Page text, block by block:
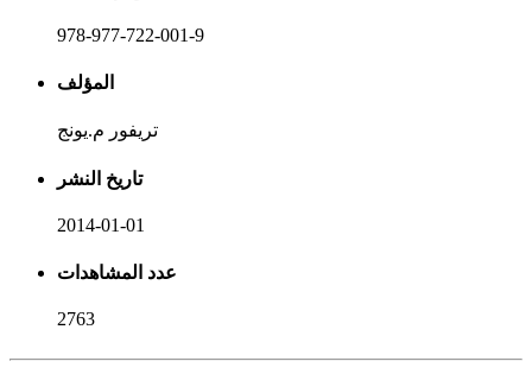
978-977-722-001-9
المؤلف
تريفور م.يونج
تاريخ النشر
2014-01-01
عدد المشاهدات
2763